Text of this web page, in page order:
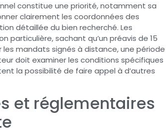
constitue une priorité, notamment sa
clairement les coordonnées des
détaillée du bien recherché. Les
sachant qu’un préavis de 15
les mandats signés à distance, une période
doit examiner les conditions spécifiques
la possibilité de faire appel à d’autres
et réglementaires